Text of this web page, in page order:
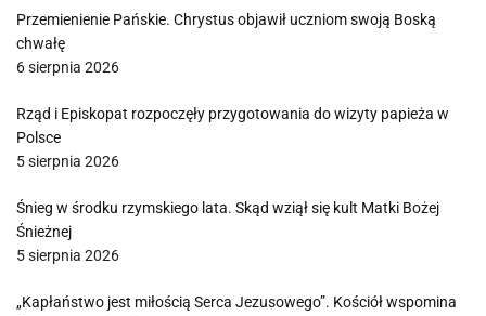
Przemienienie Pańskie. Chrystus objawił uczniom swoją Boską
chwałę
6 sierpnia 2026
Rząd i Episkopat rozpoczęły przygotowania do wizyty papieża w
Polsce
5 sierpnia 2026
Śnieg w środku rzymskiego lata. Skąd wziął się kult Matki Bożej
Śnieżnej
5 sierpnia 2026
„Kapłaństwo jest miłością Serca Jezusowego”. Kościół wspomina